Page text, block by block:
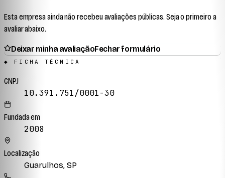
Esta empresa ainda não recebeu avaliações públicas. Seja o primeiro a
avaliar abaixo.
Deixar minha avaliaçãoFechar formulário
◆ FICHA TÉCNICA
CNPJ
10.391.751/0001-30
Fundada em
2008
Localização
Guarulhos, SP